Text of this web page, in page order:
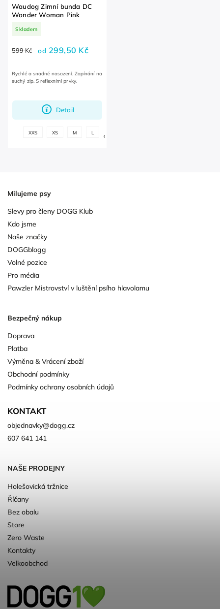
Waudog Zimní bunda DC
Wonder Woman Pink
Skladem
599 Kč od 299,50 Kč
Detail
Rychlé a snadné nasazení. Zapínání na
suchý zip. S reflexními prvky.
XXS XS M L
další
Milujeme psy
Slevy pro členy DOGG Klub
Kdo jsme
Naše značky
DOGGblogg
Volné pozice
Pro média
Pawzler Mistrovství v luštění psího hlavolamu
Bezpečný nákup
Doprava
Platba
Výměna & Vrácení zboží
Obchodní podmínky
Podmínky ochrany osobních údajů
KONTAKT
objednavky@dogg.cz
607 641 141
NAŠE PRODEJNY
Holešovická tržnice
Říčany
Bez obalu
Store
Zero Waste
Kontakty
Velkoobchod